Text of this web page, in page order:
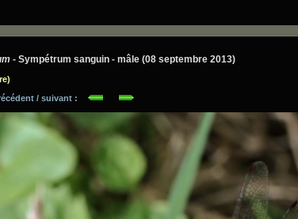
- Sympétrum sanguin - mâle (08 septembre 2013)
/ suivant :